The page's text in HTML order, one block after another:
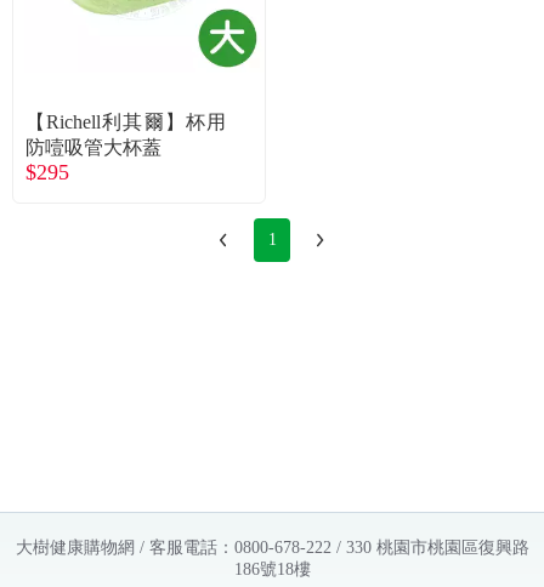
折價券、紅利說明
【Richell利其爾】杯用
防噎吸管大杯蓋
$295
1
大樹健康購物網 / 客服電話：0800-678-222 / 330 桃園市桃園區復興路
186號18樓